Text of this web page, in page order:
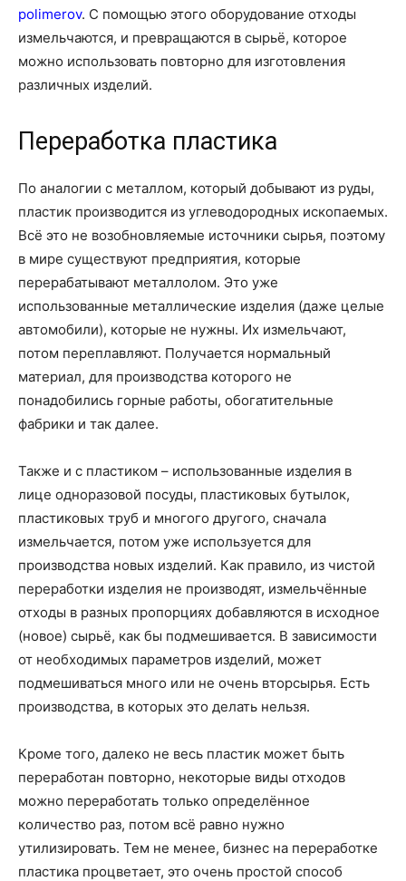
polimerov. С помощью этого оборудование отходы
измельчаются, и превращаются в сырьё, которое
можно использовать повторно для изготовления
различных изделий.
Переработка пластика
По аналогии с металлом, который добывают из руды,
пластик производится из углеводородных ископаемых.
Всё это не возобновляемые источники сырья, поэтому
в мире существуют предприятия, которые
перерабатывают металлолом. Это уже
использованные металлические изделия (даже целые
автомобили), которые не нужны. Их измельчают,
потом переплавляют. Получается нормальный
материал, для производства которого не
понадобились горные работы, обогатительные
фабрики и так далее.
Также и с пластиком – использованные изделия в
лице одноразовой посуды, пластиковых бутылок,
пластиковых труб и многого другого, сначала
измельчается, потом уже используется для
производства новых изделий. Как правило, из чистой
переработки изделия не производят, измельчённые
отходы в разных пропорциях добавляются в исходное
(новое) сырьё, как бы подмешивается. В зависимости
от необходимых параметров изделий, может
подмешиваться много или не очень вторсырья. Есть
производства, в которых это делать нельзя.
Кроме того, далеко не весь пластик может быть
переработан повторно, некоторые виды отходов
можно переработать только определённое
количество раз, потом всё равно нужно
утилизировать. Тем не менее, бизнес на переработке
пластика процветает, это очень простой способ